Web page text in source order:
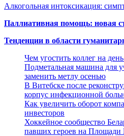
Алкогольная интоксикация:
Паллиативная помощь: новая
Тенденции в области
Чем угостить коллег на
Подметальная машина для
заменить метлу осенью
В Витебске после
корпус инфекционной
Как увеличить оборот
инвесторов
Хоккейное сообщество
павших героев на